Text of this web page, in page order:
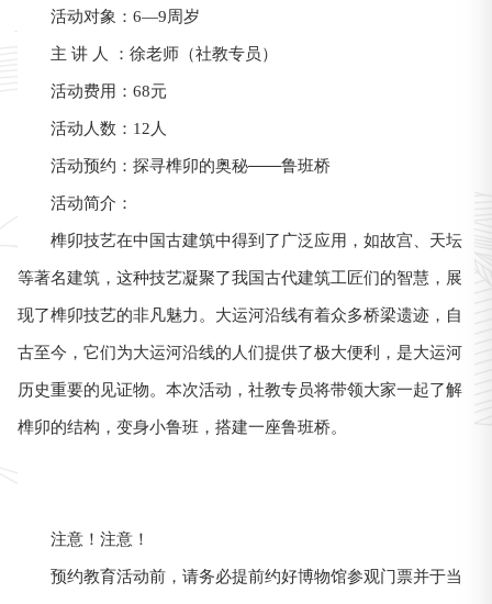
活动对象：6—9周岁
主 讲 人 ：徐老师（社教专员）
活动费用：68元
活动人数：12人
活动预约： 探寻榫卯的奥秘——鲁班桥
活动简介：
榫卯技艺在中国古建筑中得到了广泛应用，如故宫、天坛
等著名建筑，这种技艺凝聚了我国古代建筑工匠们的智慧，展
现了榫卯技艺的非凡魅力。大运河沿线有着众多桥梁遗迹，自
古至今，它们为大运河沿线的人们提供了极大便利，是大运河
历史重要的见证物。本次活动，社教专员将带领大家一起了解
榫卯的结构，变身小鲁班，搭建一座鲁班桥。
注意！注意！
预约教育活动前，请务必提前约好博物馆参观门票并于当